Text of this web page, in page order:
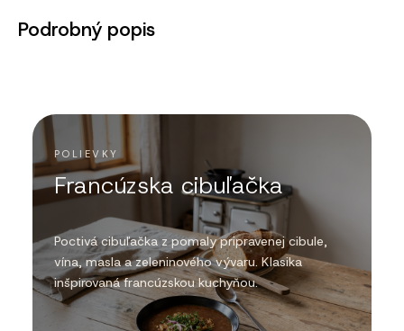
Podrobný popis
POLIEVKY
Francúzska cibuľačka
Poctivá cibuľačka z pomaly pripravenej cibule,
vína, masla a zeleninového vývaru. Klasika
inšpirovaná francúzskou kuchyňou.